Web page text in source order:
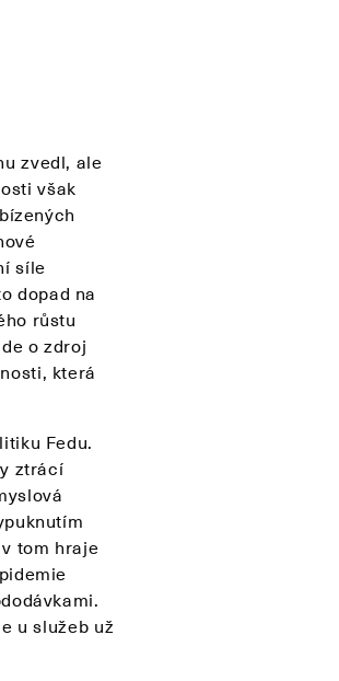
zvedl, ale
však
síle
dopad na
růstu
o zdroj
která
Fedu.
ztrácí
tom hraje
u služeb už